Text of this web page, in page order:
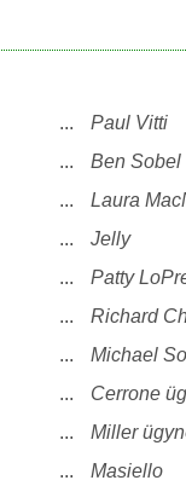
...
Paul Vitti
...
Ben Sobel
...
Laura
...
Jelly
...
Patty
...
Richard
...
Michael
...
Cerrone
...
Miller
...
Masiello